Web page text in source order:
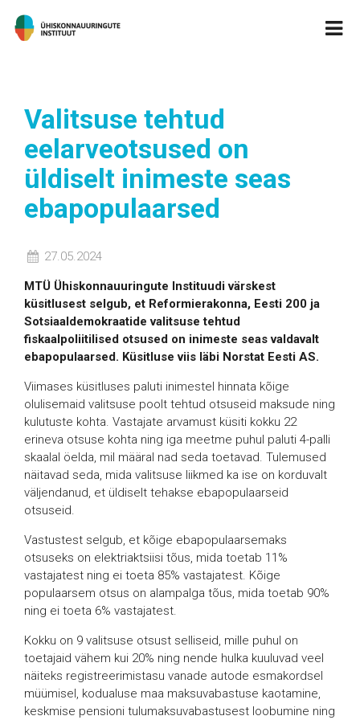
Valitsuse tehtud
eelarveotsused on
üldiselt inimeste seas
ebapopulaarsed
27.05.2024
MTÜ Ühiskonnauuringute Instituudi värskest
küsitlusest selgub, et Reformierakonna, Eesti 200 ja
Sotsiaaldemokraatide valitsuse tehtud
fiskaalpoliitilised otsused on inimeste seas valdavalt
ebapopulaarsed. Küsitluse viis läbi Norstat Eesti AS.
Viimases küsitluses paluti inimestel hinnata kõige
olulisemaid valitsuse poolt tehtud otsuseid maksude ning
kulutuste kohta. Vastajate arvamust küsiti kokku 22
erineva otsuse kohta ning iga meetme puhul paluti 4-palli
skaalal öelda, mil määral nad seda toetavad. Tulemused
näitavad seda, mida valitsuse liikmed ka ise on korduvalt
väljendanud, et üldiselt tehakse ebapopulaarseid
otsuseid.
Vastustest selgub, et kõige ebapopulaarsemaks
otsuseks on elektriaktsiisi tõus, mida toetab 11%
vastajatest ning ei toeta 85% vastajatest. Kõige
populaarsem otsus on alampalga tõus, mida toetab 90%
ning ei toeta 6% vastajatest.
Kokku on 9 valitsuse otsust selliseid, mille puhul on
toetajaid vähem kui 20% ning nende hulka kuuluvad veel
näiteks registreerimistasu vanade autode esmakordsel
müümisel, kodualuse maa maksuvabastuse kaotamine,
keskmise pensioni tulumaksuvabastusest loobumine ning